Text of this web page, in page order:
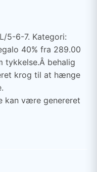
5-6-7. Kategori:
40% fra 289.00
tykkelse.Â behalig
krog til at hænge
kan være genereret